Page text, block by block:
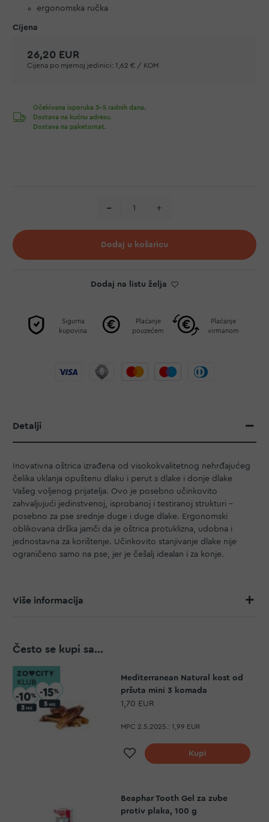
ergonomska ručka
26,20 EUR
Cijena po mjernoj jedinici: 1,62 € / KOM
Očekivana isporuka 3-5 radnih dana.
Dostava na kućnu adresu.
Dostava na paketomat.
Dodaj u košaricu
Dodaj na listu želja
Sigurna
kupovina
Plaćanje
pouzećem
Plaćanje
virmanom
Detalji
Inovativna oštrica izrađena od visokokvalitetnog nehrđajućeg
čelika uklanja opuštenu dlaku i perut s dlake i donje dlake
Vašeg voljenog prijatelja. Ovo je posebno učinkovito
zahvaljujući jedinstvenoj, isprobanoj i testiranoj strukturi –
posebno za pse srednje duge i duge dlake. Ergonomski
oblikovana drška jamči da je oštrica protuklizna, udobna i
jednostavna za korištenje. Učinkovito stanjivanje dlake nije
ograničeno samo na pse, jer je češalj idealan i za konje.
Više informacija
Često se kupi sa...
Mediterranean Natural kost od
pršuta mini 3 komada
1,70 EUR
MPC 2.5.2025.: 1,99 EUR
Dodaj na listu želja
Kupi
Beaphar Tooth Gel za zube
protiv plaka, 100 g